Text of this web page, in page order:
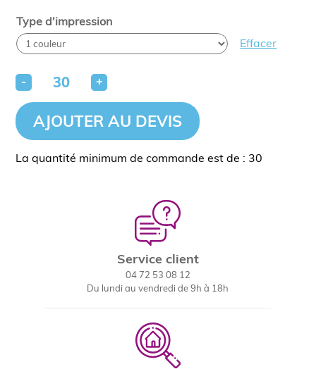
Type d'impression
Effacer
- +
AJOUTER AU DEVIS
La quantité minimum de commande est de : 30
Service client
04 72 53 08 12
Du lundi au vendredi de 9h à 18h